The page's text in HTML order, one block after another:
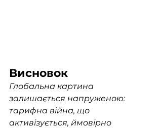
Глобальна картина
залишається напруженою:
тарифна війна, що
активізується, ймовірно